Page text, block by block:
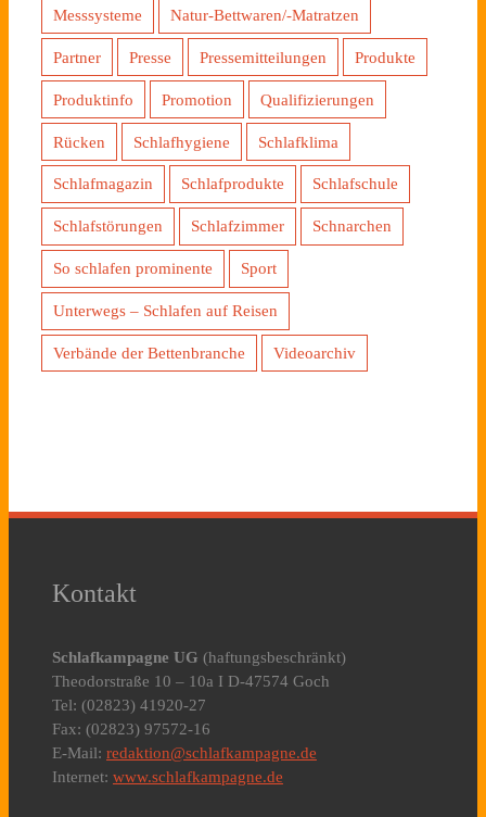
Messsysteme Natur-Bettwaren/-Matratzen
Partner Presse Pressemitteilungen Produkte
Produktinfo Promotion Qualifizierungen
Rücken Schlafhygiene Schlafklima
Schlafmagazin Schlafprodukte Schlafschule
Schlafstörungen Schlafzimmer Schnarchen
So schlafen prominente Sport
Unterwegs – Schlafen auf Reisen
Verbände der Bettenbranche Videoarchiv
Kontakt
Schlafkampagne UG (haftungsbeschränkt)
Theodorstraße 10 – 10a I D-47574 Goch
Tel: (02823) 41920-27
Fax: (02823) 97572-16
E-Mail: redaktion@schlafkampagne.de
Internet: www.schlafkampagne.de